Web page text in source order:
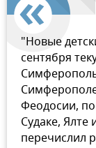
"Новые
сентября
Феодосии,
Судаке, Ялте
перечислил